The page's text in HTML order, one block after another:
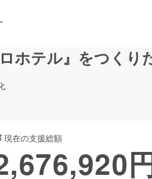
ンス
ファッション
ホテル』をつくり
現在の支援総額